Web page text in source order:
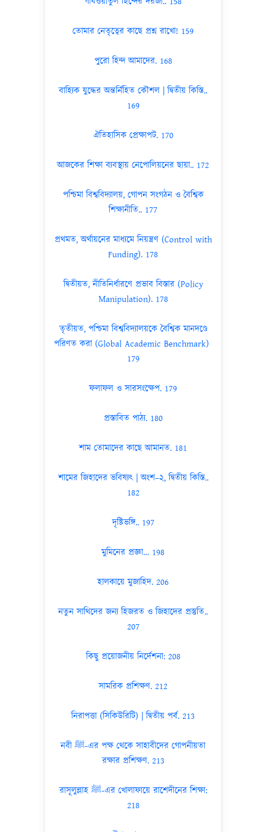
তোমার নেতৃত্বের কাছে প্রশ্ন রাখো! 159
পুরো হিন্দ আমাদের. 168
বাহ্যিক যুদ্ধের অন্তর্নিহিত কৌশল | দ্বিতীয় কিস্তি..
169
ঐতিহাসিক প্রেক্ষাপট. 170
আজকের শিক্ষা ব্যবস্থায় নেপোলিয়নের ছায়া.. 172
পশ্চিমা বিশ্ববিদ্যালয়, গোপন সংগঠন ও বৈশ্বিক
শিক্ষানীতি.. 177
প্রথমত, অর্থায়নের মাধ্যমে নিয়ন্ত্রণ (Control with
Funding). 178
দ্বিতীয়ত, নীতিনির্ধারণে প্রভাব বিস্তার (Policy
Manipulation). 178
তৃতীয়ত, পশ্চিমা বিশ্ববিদ্যালয়কে বৈশ্বিক মানদণ্ডে
পরিণত করা (Global Academic Benchmark)
179
ফলাফল ও সারসংক্ষেপ. 179
প্রস্তাবিত পাঠ্য. 180
শাম তোমাদের কাছে আমানত. 181
শামের জিহাদের ভবিষ্যৎ | অংশ–২, দ্বিতীয় কিস্তি..
182
দৃষ্টিভঙ্গি.. 197
মুমিনের প্রজ্ঞা… 198
হালকায়ে মুজাহিদ. 206
নতুন সাথিদের জন্য হিজরত ও জিহাদের প্রস্তুতি..
207
কিছু প্রয়োজনীয় নির্দেশনা: 208
সামরিক প্রশিক্ষণ. 212
নিরাপত্তা (সিকিউরিটি) | দ্বিতীয় পর্ব. 213
নবী ﷺ-এর পক্ষ থেকে সাহাবীদের গোপনীয়তা
রক্ষার প্রশিক্ষণ. 213
রাসূলুল্লাহ ﷺ-এর খোলাফায়ে রাশেদীনের শিক্ষা:
218